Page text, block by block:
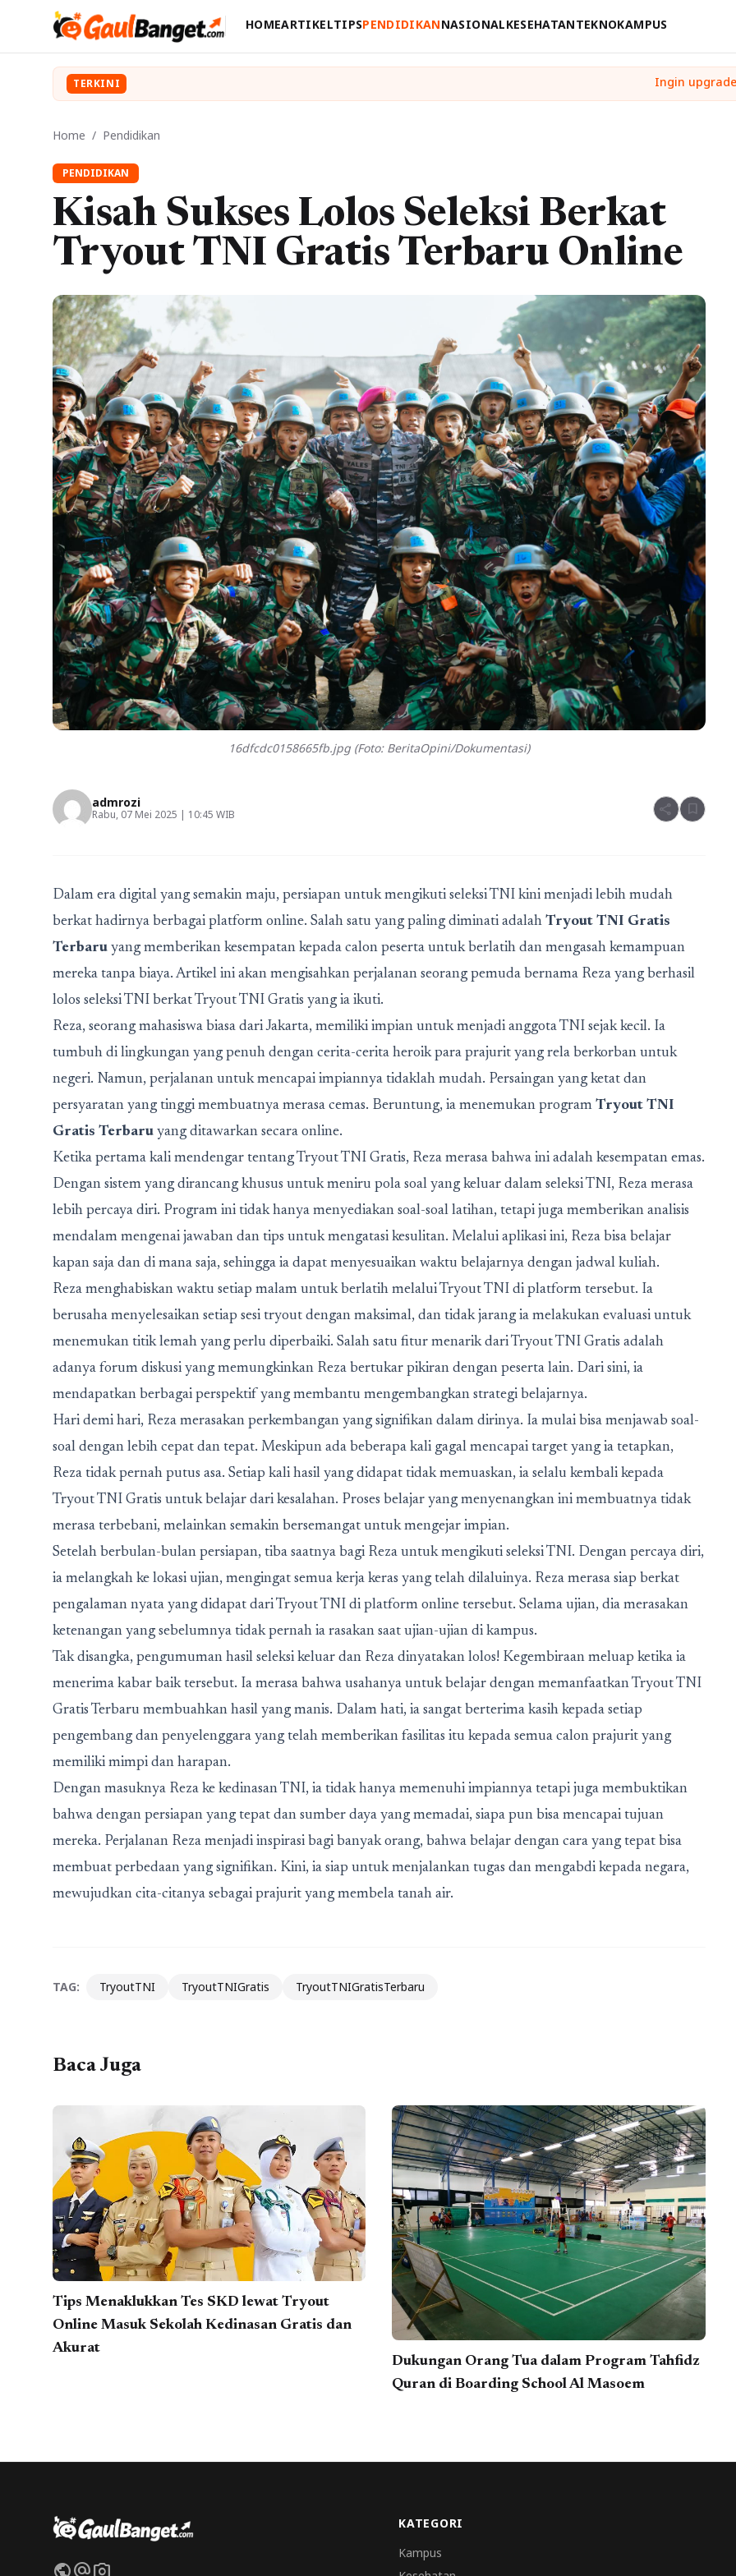
HOMEARTIKELTIPSPENDIDIKANNASIONALKESEHATANTEKNOKAMPUS
TERKINI
Home / Pendidikan
PENDIDIKAN
Kisah Sukses Lolos Seleksi Berkat
Tryout TNI Gratis Terbaru Online
16dfcdc0158665fb.jpg (Foto: BeritaOpini/Dokumentasi)
admrozi
Rabu, 07 Mei 2025 | 10:45 WIB share bookmark
Dalam era digital yang semakin maju, persiapan untuk mengikuti seleksi TNI kini menjadi lebih mudah
berkat hadirnya berbagai platform online. Salah satu yang paling diminati adalah Tryout TNI Gratis
Terbaru yang memberikan kesempatan kepada calon peserta untuk berlatih dan mengasah kemampuan
mereka tanpa biaya. Artikel ini akan mengisahkan perjalanan seorang pemuda bernama Reza yang berhasil
lolos seleksi TNI berkat Tryout TNI Gratis yang ia ikuti.
Reza, seorang mahasiswa biasa dari Jakarta, memiliki impian untuk menjadi anggota TNI sejak kecil. Ia
tumbuh di lingkungan yang penuh dengan cerita-cerita heroik para prajurit yang rela berkorban untuk
negeri. Namun, perjalanan untuk mencapai impiannya tidaklah mudah. Persaingan yang ketat dan
persyaratan yang tinggi membuatnya merasa cemas. Beruntung, ia menemukan program Tryout TNI
Gratis Terbaru yang ditawarkan secara online.
Ketika pertama kali mendengar tentang Tryout TNI Gratis, Reza merasa bahwa ini adalah kesempatan emas.
Dengan sistem yang dirancang khusus untuk meniru pola soal yang keluar dalam seleksi TNI, Reza merasa
lebih percaya diri. Program ini tidak hanya menyediakan soal-soal latihan, tetapi juga memberikan analisis
mendalam mengenai jawaban dan tips untuk mengatasi kesulitan. Melalui aplikasi ini, Reza bisa belajar
kapan saja dan di mana saja, sehingga ia dapat menyesuaikan waktu belajarnya dengan jadwal kuliah.
Reza menghabiskan waktu setiap malam untuk berlatih melalui Tryout TNI di platform tersebut. Ia
berusaha menyelesaikan setiap sesi tryout dengan maksimal, dan tidak jarang ia melakukan evaluasi untuk
menemukan titik lemah yang perlu diperbaiki. Salah satu fitur menarik dari Tryout TNI Gratis adalah
adanya forum diskusi yang memungkinkan Reza bertukar pikiran dengan peserta lain. Dari sini, ia
mendapatkan berbagai perspektif yang membantu mengembangkan strategi belajarnya.
Hari demi hari, Reza merasakan perkembangan yang signifikan dalam dirinya. Ia mulai bisa menjawab soal-
soal dengan lebih cepat dan tepat. Meskipun ada beberapa kali gagal mencapai target yang ia tetapkan,
Reza tidak pernah putus asa. Setiap kali hasil yang didapat tidak memuaskan, ia selalu kembali kepada
Tryout TNI Gratis untuk belajar dari kesalahan. Proses belajar yang menyenangkan ini membuatnya tidak
merasa terbebani, melainkan semakin bersemangat untuk mengejar impian.
Setelah berbulan-bulan persiapan, tiba saatnya bagi Reza untuk mengikuti seleksi TNI. Dengan percaya diri,
ia melangkah ke lokasi ujian, mengingat semua kerja keras yang telah dilaluinya. Reza merasa siap berkat
pengalaman nyata yang didapat dari Tryout TNI di platform online tersebut. Selama ujian, dia merasakan
ketenangan yang sebelumnya tidak pernah ia rasakan saat ujian-ujian di kampus.
Tak disangka, pengumuman hasil seleksi keluar dan Reza dinyatakan lolos! Kegembiraan meluap ketika ia
menerima kabar baik tersebut. Ia merasa bahwa usahanya untuk belajar dengan memanfaatkan Tryout TNI
Gratis Terbaru membuahkan hasil yang manis. Dalam hati, ia sangat berterima kasih kepada setiap
pengembang dan penyelenggara yang telah memberikan fasilitas itu kepada semua calon prajurit yang
memiliki mimpi dan harapan.
Dengan masuknya Reza ke kedinasan TNI, ia tidak hanya memenuhi impiannya tetapi juga membuktikan
bahwa dengan persiapan yang tepat dan sumber daya yang memadai, siapa pun bisa mencapai tujuan
mereka. Perjalanan Reza menjadi inspirasi bagi banyak orang, bahwa belajar dengan cara yang tepat bisa
membuat perbedaan yang signifikan. Kini, ia siap untuk menjalankan tugas dan mengabdi kepada negara,
mewujudkan cita-citanya sebagai prajurit yang membela tanah air.
TAG: TryoutTNI TryoutTNIGratis TryoutTNIGratisTerbaru
Baca Juga
Tips Menaklukkan Tes SKD lewat Tryout
Online Masuk Sekolah Kedinasan Gratis dan
Akurat
Dukungan Orang Tua dalam Program Tahfidz
Quran di Boarding School Al Masoem
publicalternate_emailphoto_camera
KATEGORI
Kampus